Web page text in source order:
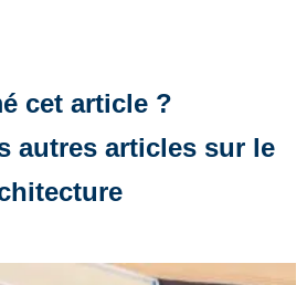
cet article ?
autres articles sur le